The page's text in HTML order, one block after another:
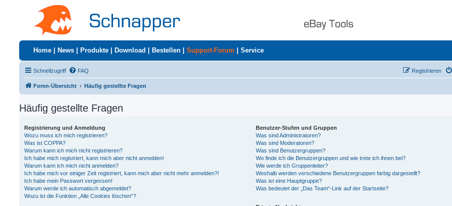
Home News Produkte Download Bestellen Support-Forum Service
Schnellzugriff FAQ Registrieren
Foren-Übersicht Häufig gestellte Fragen
Häufig gestellte Fragen
Registrierung und Anmeldung
Wozu muss ich mich registrieren?
Was ist COPPA?
Warum kann ich mich nicht registrieren?
Ich habe mich registriert, kann mich aber nicht anmelden!
Warum kann ich mich nicht anmelden?
Ich habe mich vor einiger Zeit registriert, kann mich aber nicht mehr anmelden?!
Ich habe mein Passwort vergessen!
Warum werde ich automatisch abgemeldet?
Wozu ist die Funktion „Alle Cookies löschen“?
Benutzer-Stufen und Gruppen
Was sind Administratoren?
Was sind Moderatoren?
Was sind Benutzergruppen?
Wo finde ich die Benutzergruppen und wie trete ich ihnen bei?
Wie werde ich Gruppenleiter?
Weshalb werden verschiedene Benutzergruppen farbig dargestellt?
Was ist eine Hauptgruppe?
Was bedeutet der „Das Team“-Link auf der Startseite?